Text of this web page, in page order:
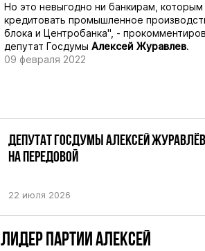
Но это невыгодно ни банкирам,
кредитовать промышленное
блока и Центробанка", -
депутат Госдумы Алексей Журавлев.
09 февраля 2022
ДЕПУТАТ ГОСДУМЫ АЛЕКСЕЙ ЖУРАВЛЁВ
НА ПЕРЕДОВОЙ
22 июля 2026
ЛИДЕР ПАРТИИ АЛЕКСЕЙ